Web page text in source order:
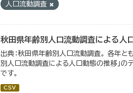
人口流動調査
秋田県年齢別人口流動調査による人
出典：秋田県年齢別人口流動調査。 各年と
別人口流動調査による人口動態の推移」
です。
CSV